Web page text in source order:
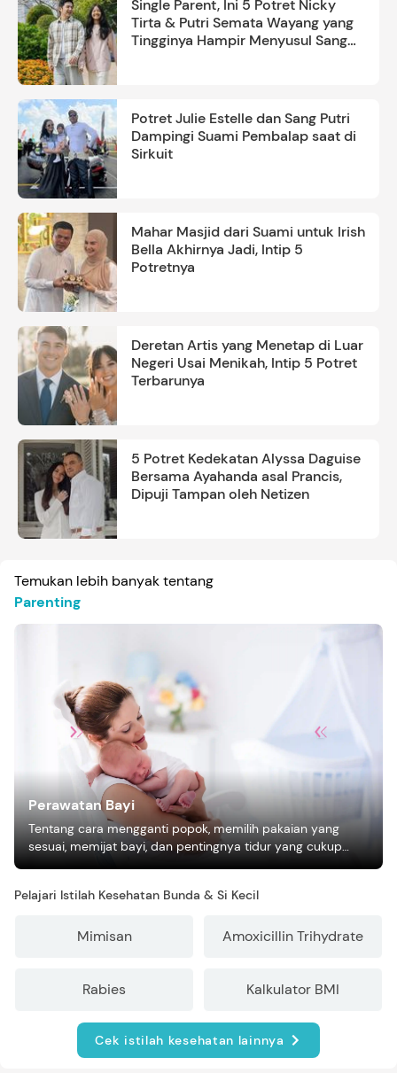
Single Parent, Ini 5 Potret Nicky
Tirta & Putri Semata Wayang yang
Tingginya Hampir Menyusul Sang
Potret Julie Estelle dan Sang Putri
Dampingi Suami Pembalap saat di
Sirkuit
Mahar Masjid dari Suami untuk Irish
Bella Akhirnya Jadi, Intip 5
Potretnya
Deretan Artis yang Menetap di Luar
Negeri Usai Menikah, Intip 5 Potret
Terbarunya
5 Potret Kedekatan Alyssa Daguise
Bersama Ayahanda asal Prancis,
Dipuji Tampan oleh Netizen
Temukan lebih banyak tentang
Parenting
Perawatan Bayi
Tentang cara mengganti popok, memilih pakaian yang
sesuai, memijat bayi, dan pentingnya tidur yang cukup
bagi pertumbuhan bayi.
Pelajari Istilah Kesehatan Bunda & Si Kecil
Mimisan Amoxicillin Trihydrate
Rabies Kalkulator BMI
Cek istilah kesehatan lainnya